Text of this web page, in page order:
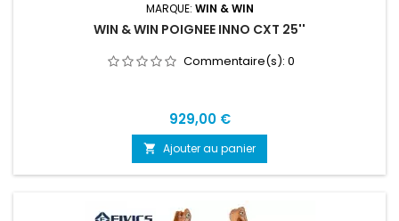
MARQUE: WIN & WIN
WIN & WIN POIGNEE INNO CXT 25''
Commentaire(s): 0
Prix
929,00 €
 Ajouter au panier